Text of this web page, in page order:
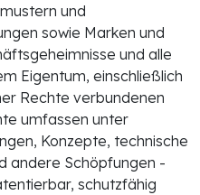
und
sowie Marken und
und alle
Eigentum, einschließlich
Rechte verbundenen
umfassen unter
Konzepte, technische
andere Schöpfungen -
schutzfähig